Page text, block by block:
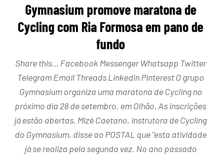
Gymnasium promove maratona de
Cycling com Ria Formosa em pano de
fundo
Share this… Facebook Messenger Whatsapp Twitter
Telegram Email Threads Linkedin Pinterest O grupo
Gymnasium organiza uma maratona de Cycling no
próximo dia 28 de setembro, em Olhão. As inscrições
já estão abertas. Mizé Caetano, instrutora de Cycling
do Gymnasium, disse ao POSTAL que “esta atividade
já se realiza pela segunda vez. No ano passado